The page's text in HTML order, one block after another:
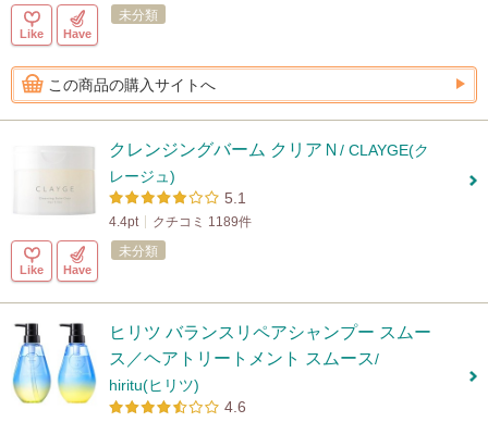
Like Have
未分類
この商品の購入サイトへ
クレンジングバーム クリアＮ / CLAYGE(ク
レージュ)
5.1
4.4pt クチコミ 1189件
Like Have
未分類
ヒリツ バランスリペアシャンプー スムー
ス／ヘアトリートメント スムース/
hiritu(ヒリツ)
4.6